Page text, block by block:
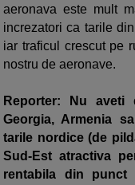
aeronava este mult
increzatori ca tarile
iar traficul crescut pe
nostru de aeronave.
Reporter: Nu aveti
Georgia, Armenia
tarile nordice (de
Sud-Est atractiva
rentabila din punct